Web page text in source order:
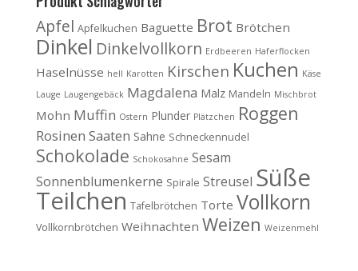
Apfel Apfelkuchen Baguette Brot Brötchen
Dinkel Dinkelvollkorn Erdbeeren Haferflocken
Haselnüsse hell Karotten Kirschen Kuchen Käse
Lauge Laugengebäck Magdalena Malz Mandeln Mischbrot
Mohn Muffin Ostern Plunder Plätzchen Roggen
Rosinen Saaten Sahne Schneckennudel
Schokolade Schokosahne Sesam
Sonnenblumenkerne Spirale Streusel Süße
Teilchen Tafelbrötchen Torte Vollkorn
Vollkornbrötchen Weihnachten Weizen Weizenmehl